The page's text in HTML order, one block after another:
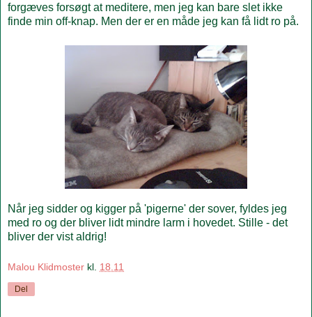
forgæves forsøgt at meditere, men jeg kan bare slet ikke
finde min off-knap. Men der er en måde jeg kan få lidt ro på.
Når jeg sidder og kigger på 'pigerne' der sover, fyldes jeg
med ro og der bliver lidt mindre larm i hovedet. Stille - det
bliver der vist aldrig!
Malou Klidmoster kl. 18.11
Del